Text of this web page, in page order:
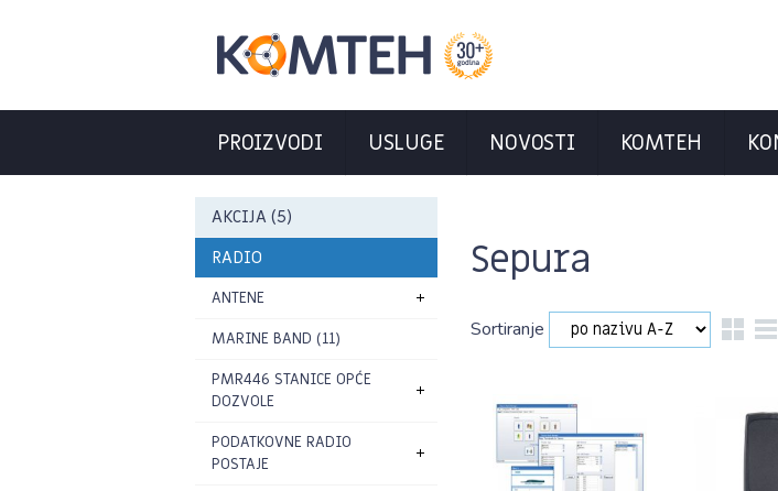
PROIZVODI USLUGE NOVOSTI KOMTEH
AKCIJA (5)
RADIO
ANTENE
MARINE BAND (11)
PMR446 STANICE OPĆE
DOZVOLE
PODATKOVNE RADIO
POSTAJE
Sepura
Sortiranje